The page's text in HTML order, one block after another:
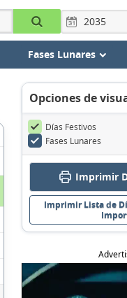
Fases Lunares
Opciones de
Días Festivos
Fases Lunares
Imprimir
Imprimir Lista de